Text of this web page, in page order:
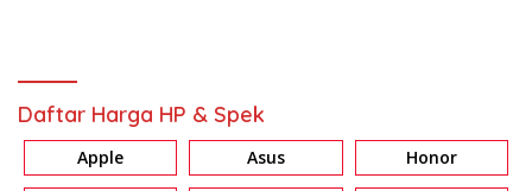
Daftar Harga HP & Spek
Apple Asus Honor